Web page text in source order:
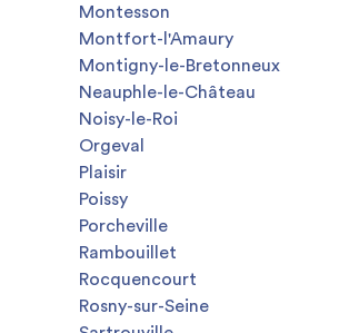
Montesson
Montfort-l'Amaury
Montigny-le-Bretonneux
Neauphle-le-Château
Noisy-le-Roi
Orgeval
Plaisir
Poissy
Porcheville
Rambouillet
Rocquencourt
Rosny-sur-Seine